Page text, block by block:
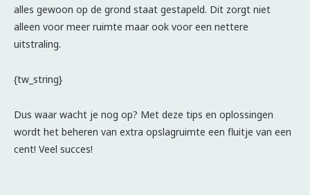
alles gewoon op de grond staat gestapeld. Dit zorgt niet
alleen voor meer ruimte maar ook voor een nettere
uitstraling.
{tw_string}
Dus waar wacht je nog op? Met deze tips en oplossingen
wordt het beheren van extra opslagruimte een fluitje van een
cent! Veel succes!